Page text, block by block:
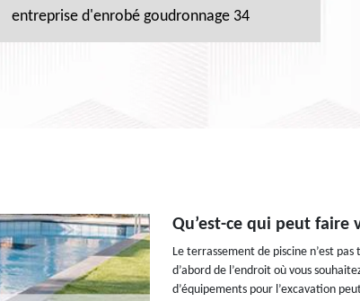
entreprise d'enrobé goudronnage 34
Qu’est-ce qui peut faire
Le terrassement de piscine n’est
d’abord de l’endroit où vous
d’équipements pour l’excavation